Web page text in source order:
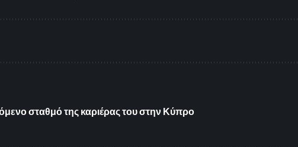
σταθμό της καριέρας του στην Κύπρο